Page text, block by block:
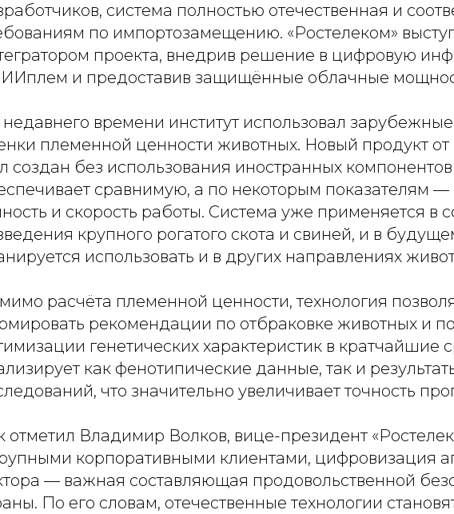
система полностью отечественная и
по импортозамещению. «Ростелеком»
проекта, внедрив решение в цифровую
и предоставив защищённые облачные
времени институт использовал
племенной ценности животных. Новый продукт от
создан без использования иностранных
сравнимую, а по некоторым показателям
и скорость работы. Система уже применяется в
крупного рогатого скота и свиней, и в
использовать и в других направлениях
расчёта племенной ценности, технология
рекомендации по отбраковке животных и
генетических характеристик в кратчайшие
как фенотипические данные, так и
что значительно увеличивает точность
отметил Владимир Волков, вице-президент
корпоративными клиентами, цифровизация
— важная составляющая продовольственной
По его словам, отечественные технологии